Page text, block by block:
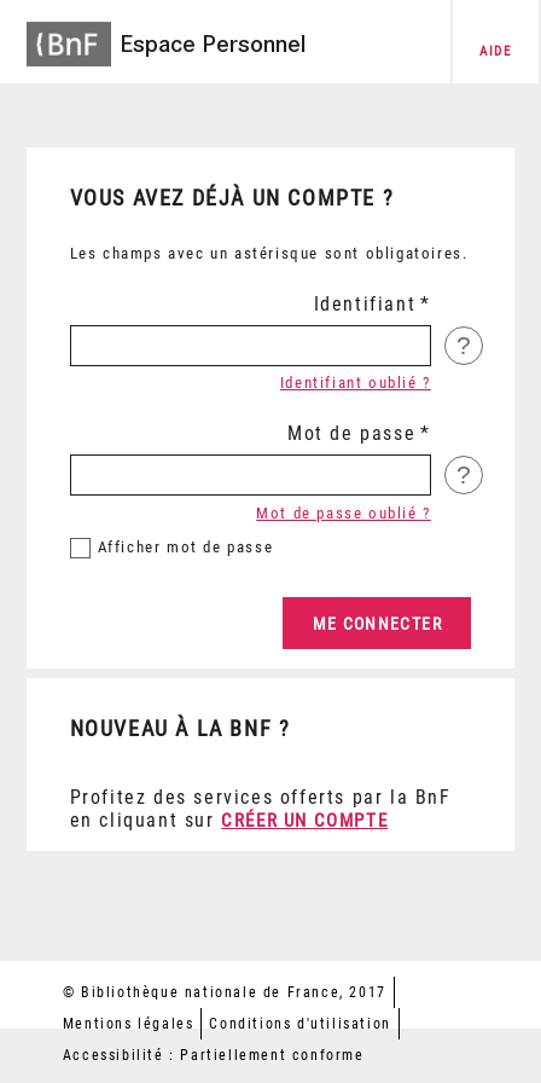
Espace Personnel AIDE
VOUS AVEZ DÉJÀ UN COMPTE ?
Les champs avec un astérisque sont obligatoires.
Identifiant
?
Identifiant oublié ?
Mot de passe
?
Afficher mot de passe
Mot de passe oublié ?
NOUVEAU À LA BNF ?
Profitez des services offerts par la BnF
en cliquant sur CRÉER UN COMPTE
© Bibliothèque nationale de France, 2017
Mentions légales
Conditions d'utilisation
Accessibilité : Partiellement conforme